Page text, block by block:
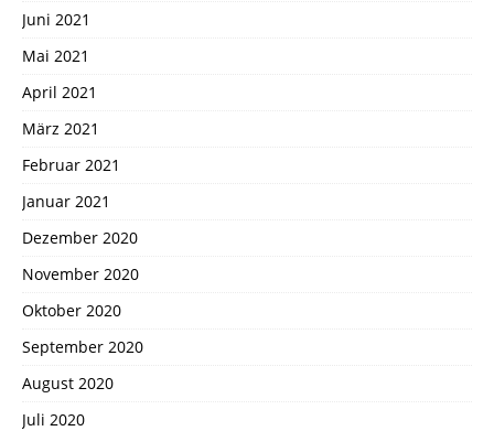
Juni 2021
Mai 2021
April 2021
März 2021
Februar 2021
Januar 2021
Dezember 2020
November 2020
Oktober 2020
September 2020
August 2020
Juli 2020